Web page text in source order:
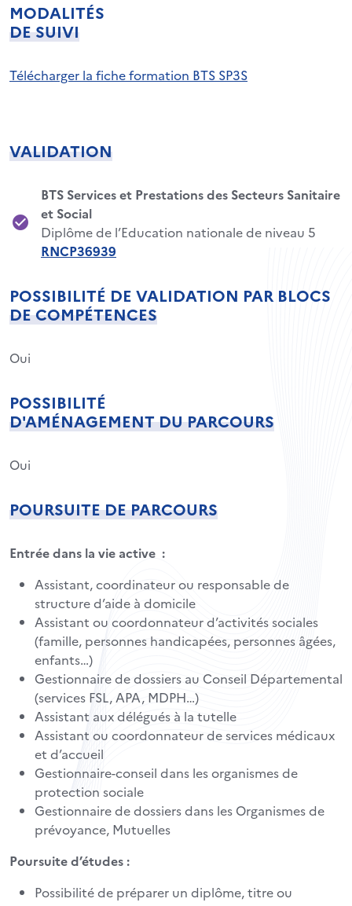
MODALITÉS
DE SUIVI
Télécharger la fiche formation BTS SP3S
VALIDATION
BTS Services et Prestations des Secteurs Sanitaire
et Social
Diplôme de l’Education nationale de niveau 5
RNCP36939
POSSIBILITÉ DE VALIDATION PAR BLOCS
DE COMPÉTENCES
Oui
POSSIBILITÉ
D'AMÉNAGEMENT DU PARCOURS
Oui
POURSUITE DE PARCOURS
Entrée dans la vie active :
Assistant, coordinateur ou responsable de
structure d’aide à domicile
Assistant ou coordonnateur d’activités sociales
(famille, personnes handicapées, personnes âgées,
enfants…)
Gestionnaire de dossiers au Conseil Départemental
(services FSL, APA, MDPH…)
Assistant aux délégués à la tutelle
Assistant ou coordonnateur de services médicaux
et d’accueil
Gestionnaire-conseil dans les organismes de
protection sociale
Gestionnaire de dossiers dans les Organismes de
prévoyance, Mutuelles
Poursuite d’études :
Possibilité de préparer un diplôme, titre ou